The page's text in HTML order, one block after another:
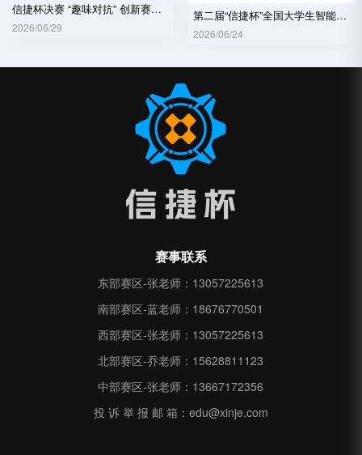
信捷杯决赛 “趣味对抗” 创新赛赛项设备补贴通知文件
2026/06/29
第二届“信捷杯”全国大学生智能制造创新大赛全国总决赛通知
2026/06/24
赛事联系
东部赛区-张老师：13057225613
南部赛区-蓝老师：18676770501
西部赛区-张老师：13057225613
北部赛区-乔老师：15628811123
中部赛区-张老师：13667172356
投 诉 举 报 邮 箱：edu@xinje.com